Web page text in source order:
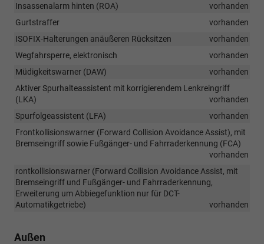
Insassenalarm hinten (ROA)
vorhanden
Gurtstraffer
vorhanden
ISOFIX-Halterungen anäußeren Rücksitzen
vorhanden
Wegfahrsperre, elektronisch
vorhanden
Müdigkeitswarner (DAW)
vorhanden
Aktiver Spurhalteassistent mit korrigierendem Lenkreingriff
(LKA)
vorhanden
Spurfolgeassistent (LFA)
vorhanden
Frontkollisionswarner (Forward Collision Avoidance Assist), mit
Bremseingriff sowie Fußgänger- und Fahrraderkennung (FCA)
vorhanden
rontkollisionswarner (Forward Collision Avoidance Assist, mit
Bremseingriff und Fußgänger- und Fahrraderkennung,
Erweiterung um Abbiegefunktion nur für DCT-
Automatikgetriebe)
vorhanden
Außen